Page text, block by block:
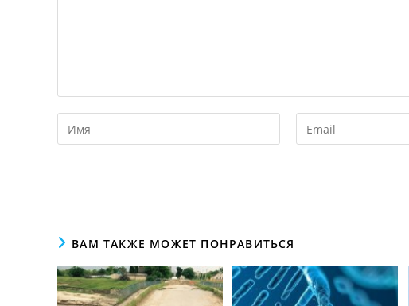
ВАМ ТАКЖЕ МОЖЕТ ПОНРАВИТЬСЯ